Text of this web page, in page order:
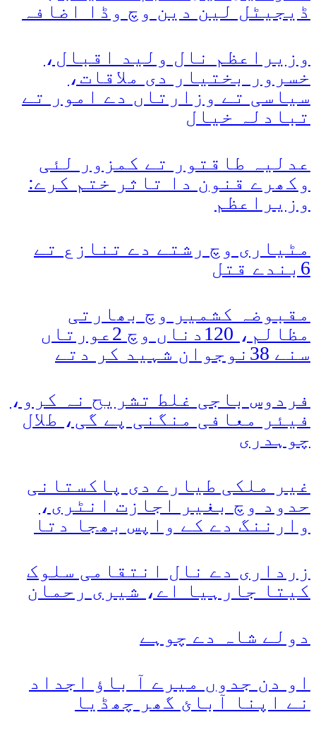
ڈیجیٹل لین دین وچ وڈا اضافہ
وزیراعظم نال ولید اقبال،
خسرور بختیار دی ملاقات،
سیاسی تے وزارتاں دے امور تے
تبادلہ خیال
عدلیہ طاقتور تے کمزور لئی
وکھرے قنون دا تاثر ختم کرے:
وزیراعظم
مٹیاری وچ رشتے دے تنازع تے
6بندے قتل
مقبوضہ کشمیر وچ بھارتی
مظالم، 120دناں وچ 2عورتاں
سنے 38نوجوان شہید کر دتے
فردوس باجی غلط تشریح نہ کرو،
فیئر معافی منگنی پے گی، طلال
چوہدری
غیر ملکی طیارے دی پاکستانی
حدود وچ بغیر اجازت انٹری،
وارننگ دے کے واپس بھجا دتا
زرداری دے نال انتقامی سلوک
کیتا جارہیا اے، شیری رحمان
دولے شاہ دے چوہے
او دن جدوں میرے آ باؤ اجداد
نے اپنا آبائ گھر چھڈیا